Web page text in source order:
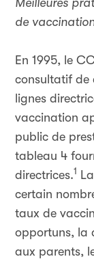
Meilleures
de
En 1995, le
consultatif de
lignes
vaccination
public de
tableau 4
directrices.1
certain
taux de
opportuns, la
aux parents,